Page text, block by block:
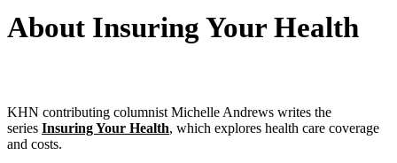
About Insuring Your Health
KHN contributing columnist Michelle Andrews writes the
series Insuring Your Health, which explores health care coverage
and costs.